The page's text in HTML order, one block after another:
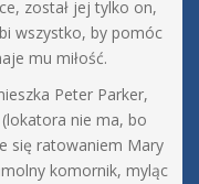
został jej tylko on,
wszystko, by pomóc
mu miłość.
Peter Parker,
nie ma, bo
się ratowaniem Mary
komornik, myląc